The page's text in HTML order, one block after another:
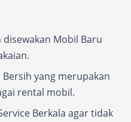
Mobil Baru
yang merupakan
rental mobil.
Berkala agar tidak